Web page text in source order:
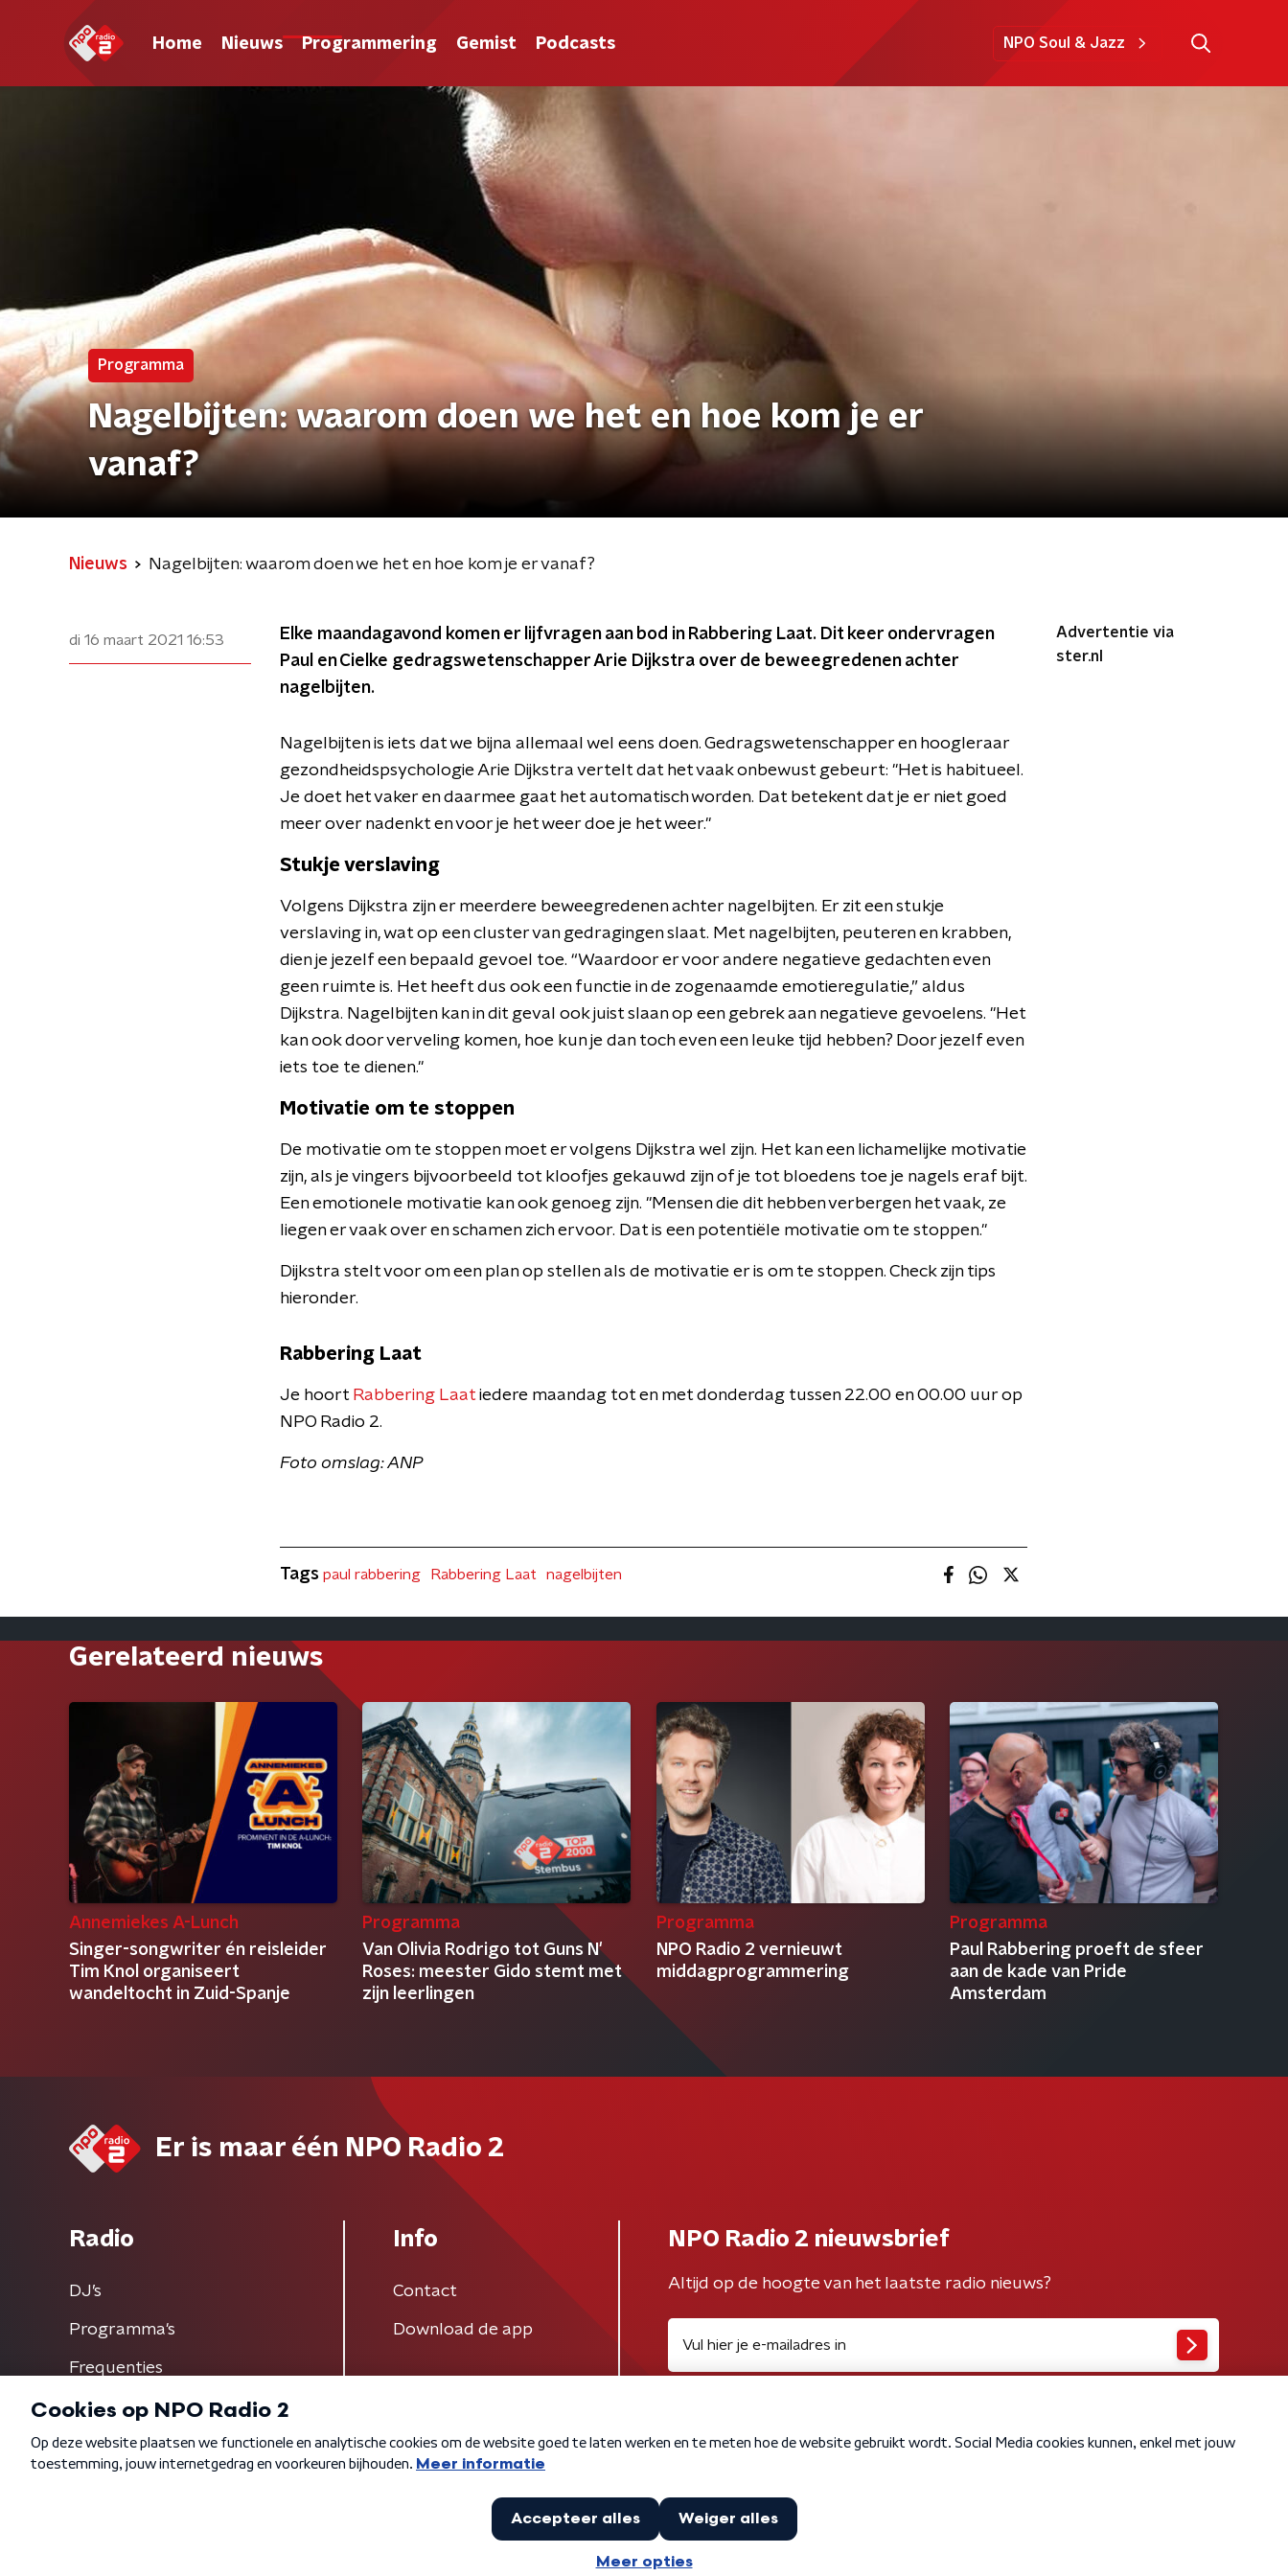
Home Nieuws Programmering Gemist Podcasts NPO Soul & Jazz
Programma
Nagelbijten: waarom doen we het en hoe kom je er
vanaf?
Nieuws Nagelbijten: waarom doen we het en hoe kom je er vanaf?
di 16 maart 2021 16:53
Elke maandagavond komen er lijfvragen aan bod in Rabbering Laat. Dit keer ondervragen
Paul en Cielke gedragswetenschapper Arie Dijkstra over de beweegredenen achter
nagelbijten.
Nagelbijten is iets dat we bijna allemaal wel eens doen. Gedragswetenschapper en hoogleraar
gezondheidspsychologie Arie Dijkstra vertelt dat het vaak onbewust gebeurt: "Het is habitueel.
Je doet het vaker en daarmee gaat het automatisch worden. Dat betekent dat je er niet goed
meer over nadenkt en voor je het weer doe je het weer."
Stukje verslaving
Volgens Dijkstra zijn er meerdere beweegredenen achter nagelbijten. Er zit een stukje
verslaving in, wat op een cluster van gedragingen slaat. Met nagelbijten, peuteren en krabben,
dien je jezelf een bepaald gevoel toe. “Waardoor er voor andere negatieve gedachten even
geen ruimte is. Het heeft dus ook een functie in de zogenaamde emotieregulatie,” aldus
Dijkstra. Nagelbijten kan in dit geval ook juist slaan op een gebrek aan negatieve gevoelens. "Het
kan ook door verveling komen, hoe kun je dan toch even een leuke tijd hebben? Door jezelf even
iets toe te dienen."
Motivatie om te stoppen
De motivatie om te stoppen moet er volgens Dijkstra wel zijn. Het kan een lichamelijke motivatie
zijn, als je vingers bijvoorbeeld tot kloofjes gekauwd zijn of je tot bloedens toe je nagels eraf bijt.
Een emotionele motivatie kan ook genoeg zijn. "Mensen die dit hebben verbergen het vaak, ze
liegen er vaak over en schamen zich ervoor. Dat is een potentiële motivatie om te stoppen."
Dijkstra stelt voor om een plan op stellen als de motivatie er is om te stoppen. Check zijn tips
hieronder.
Rabbering Laat
Je hoort Rabbering Laat iedere maandag tot en met donderdag tussen 22.00 en 00.00 uur op
NPO Radio 2.
Foto omslag: ANP
Advertentie via
ster.nl
Tags paul rabbering Rabbering Laat nagelbijten
Gerelateerd nieuws
Annemiekes A-Lunch
Singer-songwriter én reisleider
Tim Knol organiseert
wandeltocht in Zuid-Spanje
Programma
Van Olivia Rodrigo tot Guns N'
Roses: meester Gido stemt met
zijn leerlingen
Programma
NPO Radio 2 vernieuwt
middagprogrammering
Programma
Paul Rabbering proeft de sfeer
aan de kade van Pride
Amsterdam
Er is maar één NPO Radio 2
Radio
DJ’s
Programma's
Frequenties
Info
Contact
Download de app
NPO Radio 2 nieuwsbrief
Altijd op de hoogte van het laatste radio nieuws?
Algemene voorwaarden Privacybeleid